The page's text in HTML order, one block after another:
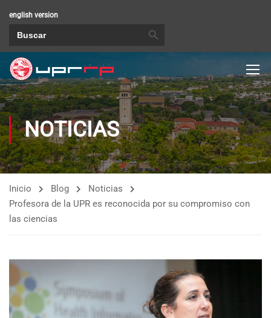
english version
NOTICIAS
Inicio Blog
Noticias
Profesora de la UPR es reconocida por su compromiso con
las ciencias